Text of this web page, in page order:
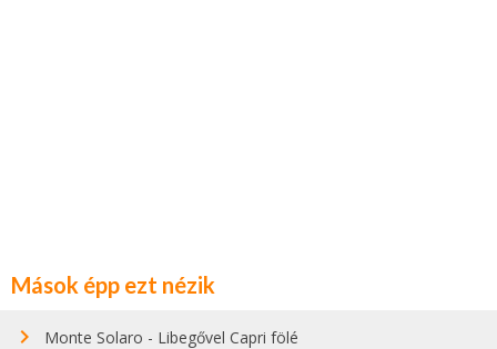
Mások épp ezt nézik
Monte Solaro - Libegővel Capri fölé